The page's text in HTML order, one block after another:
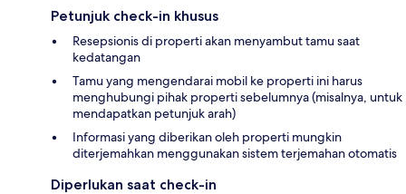
Petunjuk check-in khusus
Resepsionis di properti akan menyambut tamu saat
kedatangan
Tamu yang mengendarai mobil ke properti ini harus
menghubungi pihak properti sebelumnya (misalnya, untuk
mendapatkan petunjuk arah)
Informasi yang diberikan oleh properti mungkin
diterjemahkan menggunakan sistem terjemahan otomatis
Diperlukan saat check-in